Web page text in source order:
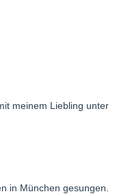
meinem Liebling unter
in München gesungen.